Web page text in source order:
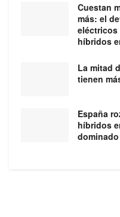
Cuestan
más: el
eléctricos
híbridos
La mitad
tienen
España
híbridos